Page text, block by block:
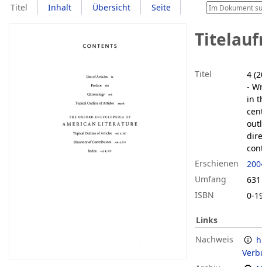
Titel Inhalt Übersicht Seite
Titel
4
-
in
Erschienen
Umfang
ISBN
0-
Links
Nachweis